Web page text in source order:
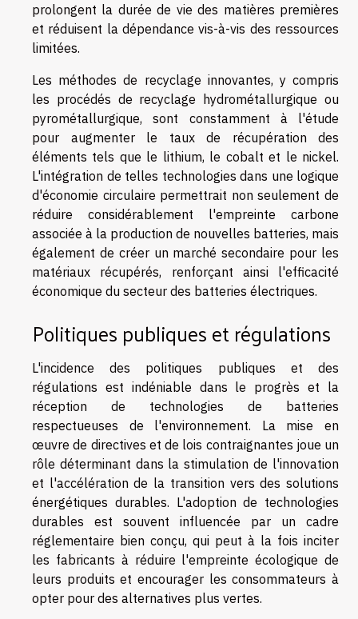
prolongent la durée de vie des matières premières
et réduisent la dépendance vis-à-vis des ressources
limitées.
Les méthodes de recyclage innovantes, y compris
les procédés de recyclage hydrométallurgique ou
pyrométallurgique, sont constamment à l'étude
pour augmenter le taux de récupération des
éléments tels que le lithium, le cobalt et le nickel.
L'intégration de telles technologies dans une logique
d'économie circulaire permettrait non seulement de
réduire considérablement l'empreinte carbone
associée à la production de nouvelles batteries, mais
également de créer un marché secondaire pour les
matériaux récupérés, renforçant ainsi l'efficacité
économique du secteur des batteries électriques.
Politiques publiques et régulations
L'incidence des politiques publiques et des
régulations est indéniable dans le progrès et la
réception de technologies de batteries
respectueuses de l'environnement. La mise en
œuvre de directives et de lois contraignantes joue un
rôle déterminant dans la stimulation de l'innovation
et l'accélération de la transition vers des solutions
énergétiques durables. L'adoption de technologies
durables est souvent influencée par un cadre
réglementaire bien conçu, qui peut à la fois inciter
les fabricants à réduire l'empreinte écologique de
leurs produits et encourager les consommateurs à
opter pour des alternatives plus vertes.